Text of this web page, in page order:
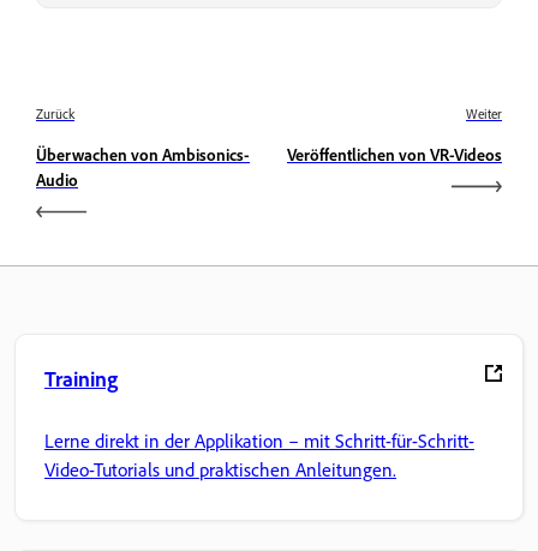
Zurück
Überwachen von Ambisonics-
Audio
Weiter
Veröffentlichen von VR-Videos
Training
Lerne direkt in der Applikation – mit Schritt-für-Schritt-
Video-Tutorials und praktischen Anleitungen.